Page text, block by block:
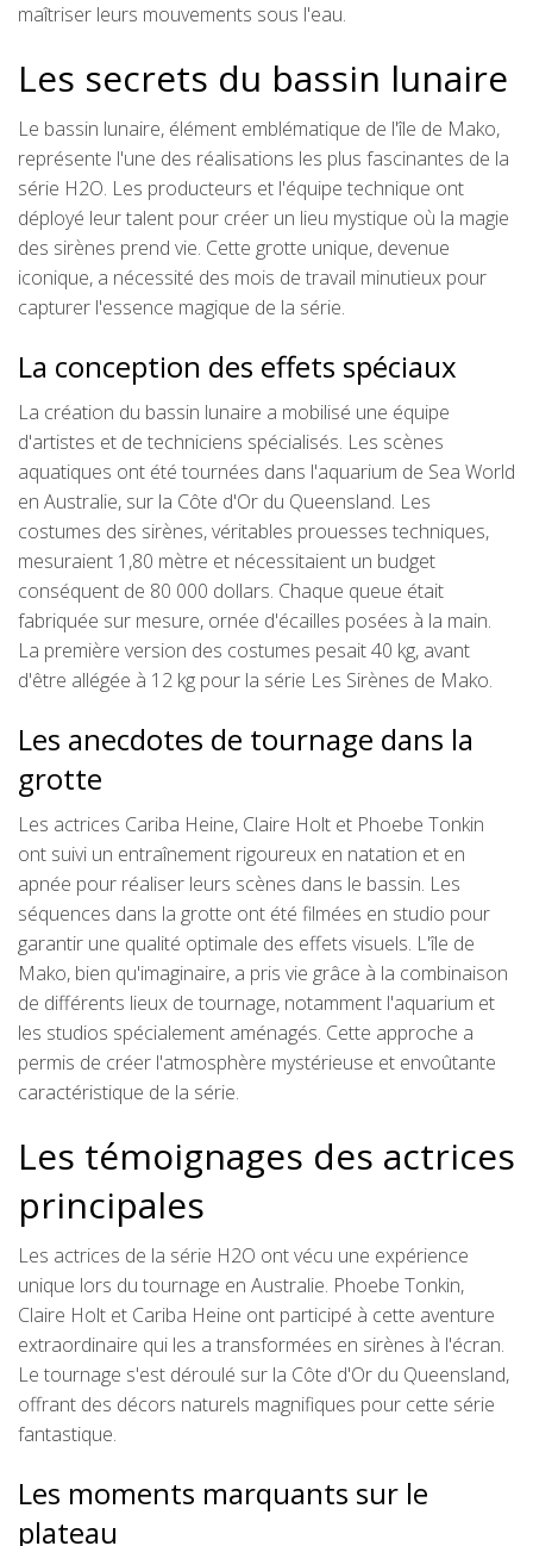
maîtriser leurs mouvements sous l'eau.
Les secrets du bassin lunaire
Le bassin lunaire, élément emblématique de l'île de Mako,
représente l'une des réalisations les plus fascinantes de la
série H2O. Les producteurs et l'équipe technique ont
déployé leur talent pour créer un lieu mystique où la magie
des sirènes prend vie. Cette grotte unique, devenue
iconique, a nécessité des mois de travail minutieux pour
capturer l'essence magique de la série.
La conception des effets spéciaux
La création du bassin lunaire a mobilisé une équipe
d'artistes et de techniciens spécialisés. Les scènes
aquatiques ont été tournées dans l'aquarium de Sea World
en Australie, sur la Côte d'Or du Queensland. Les
costumes des sirènes, véritables prouesses techniques,
mesuraient 1,80 mètre et nécessitaient un budget
conséquent de 80 000 dollars. Chaque queue était
fabriquée sur mesure, ornée d'écailles posées à la main.
La première version des costumes pesait 40 kg, avant
d'être allégée à 12 kg pour la série Les Sirènes de Mako.
Les anecdotes de tournage dans la
grotte
Les actrices Cariba Heine, Claire Holt et Phoebe Tonkin
ont suivi un entraînement rigoureux en natation et en
apnée pour réaliser leurs scènes dans le bassin. Les
séquences dans la grotte ont été filmées en studio pour
garantir une qualité optimale des effets visuels. L'île de
Mako, bien qu'imaginaire, a pris vie grâce à la combinaison
de différents lieux de tournage, notamment l'aquarium et
les studios spécialement aménagés. Cette approche a
permis de créer l'atmosphère mystérieuse et envoûtante
caractéristique de la série.
Les témoignages des actrices
principales
Les actrices de la série H2O ont vécu une expérience
unique lors du tournage en Australie. Phoebe Tonkin,
Claire Holt et Cariba Heine ont participé à cette aventure
extraordinaire qui les a transformées en sirènes à l'écran.
Le tournage s'est déroulé sur la Côte d'Or du Queensland,
offrant des décors naturels magnifiques pour cette série
fantastique.
Les moments marquants sur le
plateau